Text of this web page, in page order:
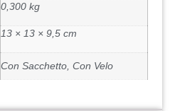
0,300 kg
13 × 13 × 9,5 cm
Con Sacchetto, Con Velo